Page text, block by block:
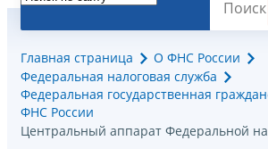
Главная страница
О ФНС России
Федеральная налоговая служба
Федеральная государственная
ФНС России
Центральный аппарат Федеральной